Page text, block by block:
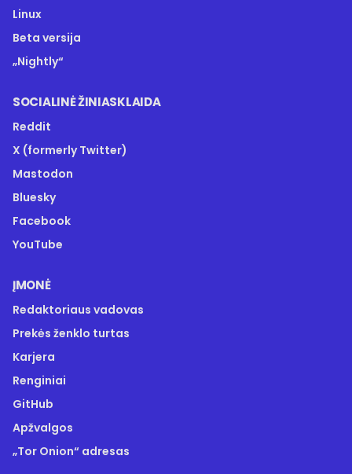
Linux
Beta versija
„Nightly“
SOCIALINĖ ŽINIASKLAIDA
Reddit
X (formerly Twitter)
Mastodon
Bluesky
Facebook
YouTube
ĮMONĖ
Redaktoriaus vadovas
Prekės ženklo turtas
Karjera
Renginiai
GitHub
Apžvalgos
„Tor Onion“ adresas